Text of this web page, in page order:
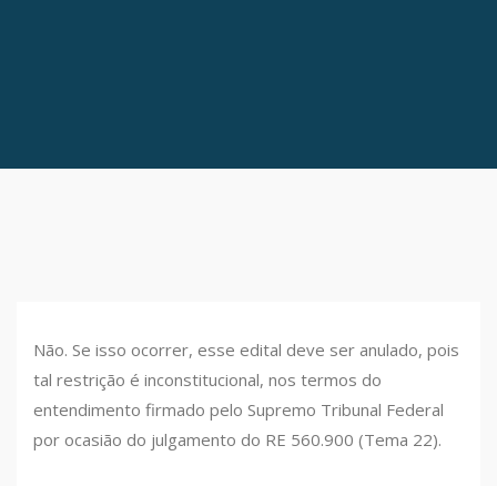
Não. Se isso ocorrer, esse edital deve ser anulado, pois
tal restrição é inconstitucional, nos termos do
entendimento firmado pelo Supremo Tribunal Federal
por ocasião do julgamento do RE 560.900 (Tema 22).